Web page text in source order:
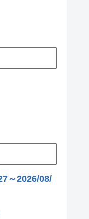
～2026/08/